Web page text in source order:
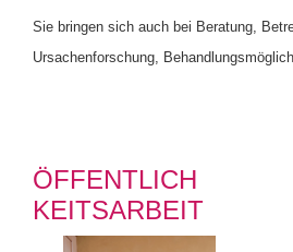
Sie bringen sich auch bei Beratung,
Ursachenforschung,
ÖFFENTLICH
KEITSARBEIT